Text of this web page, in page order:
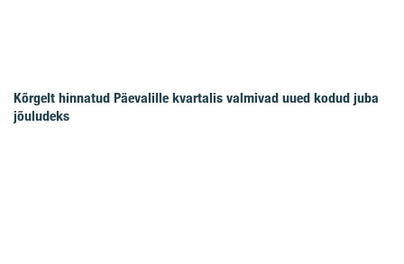
Kõrgelt hinnatud Päevalille kvartalis valmivad uued kodud juba
jõuludeks